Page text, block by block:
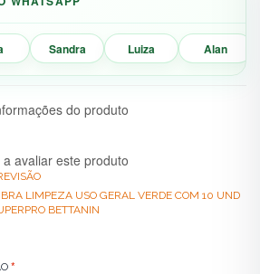
Sandra Luiza Alan
do produto
avaliar este produto
LIMPEZA USO GERAL VERDE COM 10 UND
BETTANIN